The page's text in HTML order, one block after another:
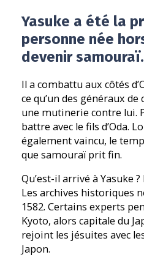
Yasuke a été la
personne née
devenir samouraï.
Il a combattu aux côtés
ce qu’un des généraux
une mutinerie contre lui.
battre avec le fils d’Oda.
également vaincu, le
que samouraï prit fin.
Qu’est-il arrivé à Yasuke
Les archives historiques
1582. Certains experts
Kyoto, alors capitale du
rejoint les jésuites avec
Japon.